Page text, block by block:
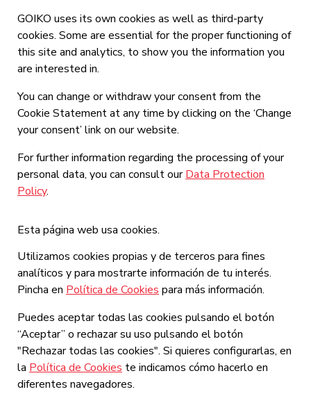
GOIKO uses its own cookies as well as third-party
cookies. Some are essential for the proper functioning of
this site and analytics, to show you the information you
are interested in.
You can change or withdraw your consent from the
Cookie Statement at any time by clicking on the ‘Change
your consent’ link on our website.
For further information regarding the processing of your
personal data, you can consult ourData Protection
Policy.
Esta página web usa cookies.
Utilizamos cookies propias y de terceros para fines
analíticos y para mostrarte información de tu interés.
Pincha en Política de Cookies para más información.
Puedes aceptar todas las cookies pulsando el botón
“Aceptar” o rechazar su uso pulsando el botón
"Rechazar todas las cookies". Si quieres configurarlas, en
la Política de Cookies te indicamos cómo hacerlo en
diferentes navegadores.